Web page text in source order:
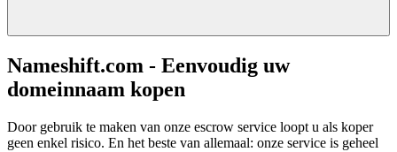
Nameshift.com - Eenvoudig uw
domeinnaam kopen
Door gebruik te maken van onze escrow service loopt u als koper
geen enkel risico. En het beste van allemaal: onze service is geheel